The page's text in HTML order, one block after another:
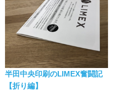
半田中央印刷のLIMEX奮闘記
【折り編】